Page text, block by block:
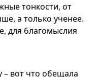
тонкости, от
а только ученее.
для благомыслия
– вот что обещала